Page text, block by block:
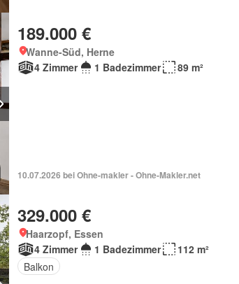
189.000 €
Wanne-Süd, Herne
4 Zimmer
1 Badezimmer 89 m²
10.07.2026 bei Ohne-makler - Ohne-Makler.net
329.000 €
Haarzopf, Essen
4 Zimmer
1 Badezimmer
112 m²
Balkon